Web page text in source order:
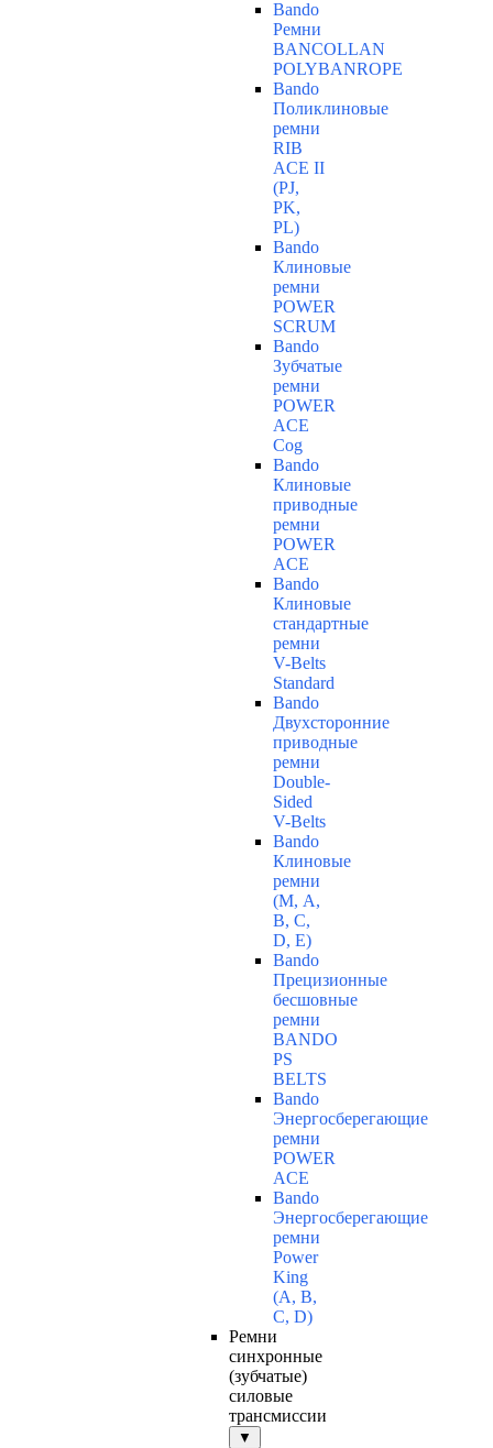
Bando
Ремни
BANCOLLAN
POLYBANROPE
Bando
Поликлиновые
ремни
RIB
ACE II
(PJ,
PK,
PL)
Bando
Клиновые
ремни
POWER
SCRUM
Bando
Зубчатые
ремни
POWER
ACE
Cog
Bando
Клиновые
приводные
ремни
POWER
ACE
Bando
Клиновые
стандартные
ремни
V-Belts
Standard
Bando
Двухсторонние
приводные
ремни
Double-
Sided
V-Belts
Bando
Клиновые
ремни
(М, A,
B, C,
D, Е)
Bando
Прецизионные
бесшовные
ремни
BANDO
PS
BELTS
Bando
Энергосберегающие
ремни
POWER
ACE
Bando
Энергосберегающие
ремни
Power
King
(A, B,
C, D)
Ремни
синхронные
(зубчатые)
силовые
трансмиссии
▼